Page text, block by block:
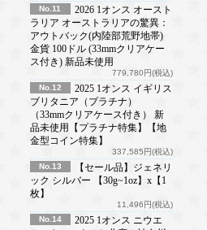
No.11
2026 1オンス オースト
ラリア オーストラリアの驚異：
アウトバック(内陸部荒野地帯)
金貨 100ドル (33mmクリアケー
ス付き) 新品未使用
779,780円(税込)
No.12
2025 1オンス イギリス
ブリタニア（プラチナ）
（33mmクリアケース付き） 新
品未使用【プラチナ特集】【地
金型コイン特集】
337,585円(税込)
No.13
【セール品】ジェネリ
ック シルバー 【30g~1oz】x【1
枚】
11,496円(税込)
No.14
2025 1オンス ニウエ